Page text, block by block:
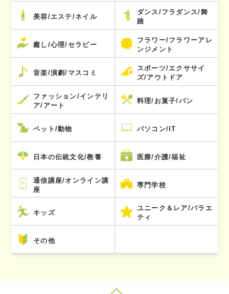
美容/エステ/ネイル
ダンス/フラダンス/舞
踏
癒し/心理/セラピー
フラワー/フラワーアレ
ンジメント
音楽/演劇/マスコミ
スポーツ/エクササイ
ズ/アウトドア
ファッション/インテリ
ア/アート
料理/お菓子/パン
ペット/動物 パソコン/IT
日本の伝統文化/教養 医療/介護/福祉
通信講座/オンライン講
座
専門学校
キッズ
ユニーク＆レア/バラエ
ティ
その他